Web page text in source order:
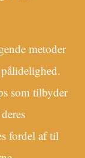
metoder
som tilbyder
fordel af til